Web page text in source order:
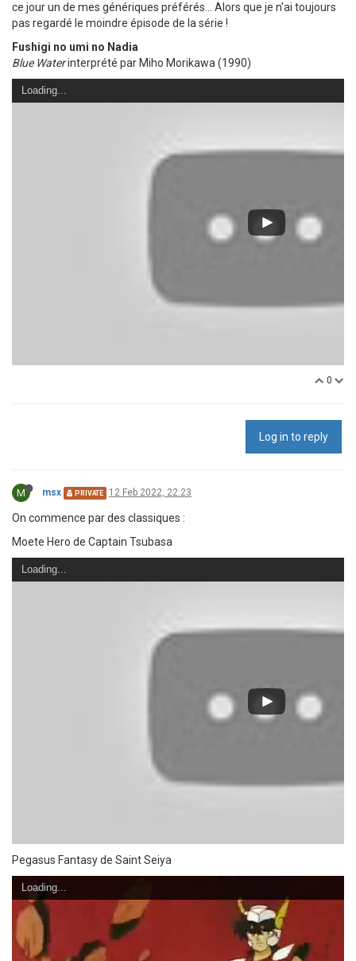
ce jour un de mes génériques préférés... Alors que je n'ai toujours
pas regardé le moindre épisode de la série !
Fushigi no umi no Nadia
Blue Waterinterprété par Miho Morikawa (1990)
Loading...
0
Log in to reply
M msx PRIVATE 12 Feb 2022, 22:23
On commence par des classiques :
Moete Hero de Captain Tsubasa
Loading...
Pegasus Fantasy de Saint Seiya
Loading...